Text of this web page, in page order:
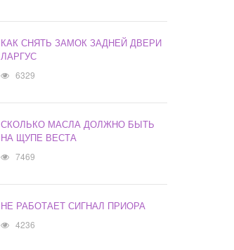
КАК СНЯТЬ ЗАМОК ЗАДНЕЙ ДВЕРИ
ЛАРГУС
6329
СКОЛЬКО МАСЛА ДОЛЖНО БЫТЬ
НА ЩУПЕ ВЕСТА
7469
НЕ РАБОТАЕТ СИГНАЛ ПРИОРА
4236